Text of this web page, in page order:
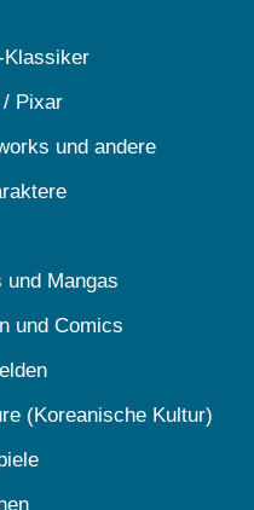
Klassiker
Pixar
und andere
und Mangas
und Comics
(Koreanische Kultur)